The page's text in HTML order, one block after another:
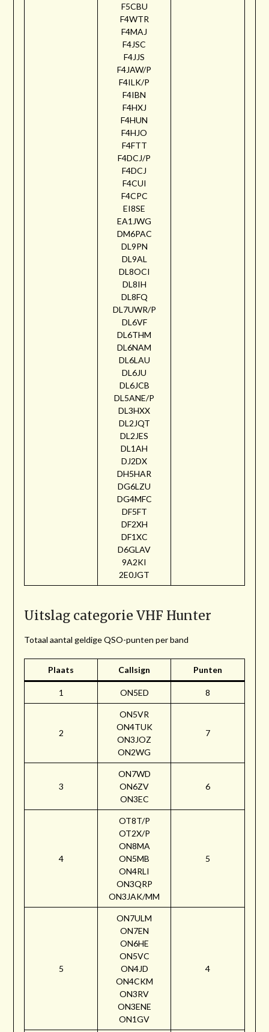
F5CBU
F4WTR
F4MAJ
F4JSC
F4JJS
F4JAW/P
F4ILK/P
F4IBN
F4HXJ
F4HUN
F4HJO
F4FTT
F4DCJ/P
F4DCJ
F4CUI
F4CPC
EI8SE
EA1JWG
DM6PAC
DL9PN
DL9AL
DL8OCI
DL8IH
DL8FQ
DL7UWR/P
DL6VF
DL6THM
DL6NAM
DL6LAU
DL6JU
DL6JCB
DL5ANE/P
DL3HXX
DL2JQT
DL2JES
DL1AH
DJ2DX
DH5HAR
DG6LZU
DG4MFC
DF5FT
DF2XH
DF1XC
D6GLAV
9A2KI
2E0JGT
Uitslag categorie VHF Hunter
Totaal aantal geldige QSO-punten per band
Plaats Callsign Punten
1 ON5ED 8
2
ON5VR
ON4TUK
ON3JOZ
ON2WG
7
3
ON7WD
ON6ZV
ON3EC
6
4
OT8T/P
OT2X/P
ON8MA
ON5MB
ON4RLI
ON3QRP
ON3JAK/MM
5
5
ON7ULM
ON7EN
ON6HE
ON5VC
ON4JD
ON4CKM
ON3RV
ON3ENE
ON1GV
4